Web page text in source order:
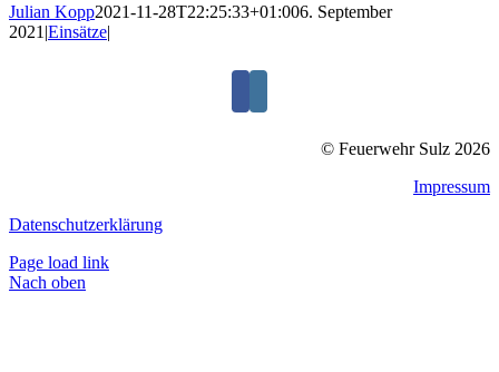
Julian Kopp2021-11-28T22:25:33+01:006. September
2021 |Einsätze|
© Feuerwehr Sulz 2026
Impressum
Datenschutzerklärung
Page load link
Nach oben